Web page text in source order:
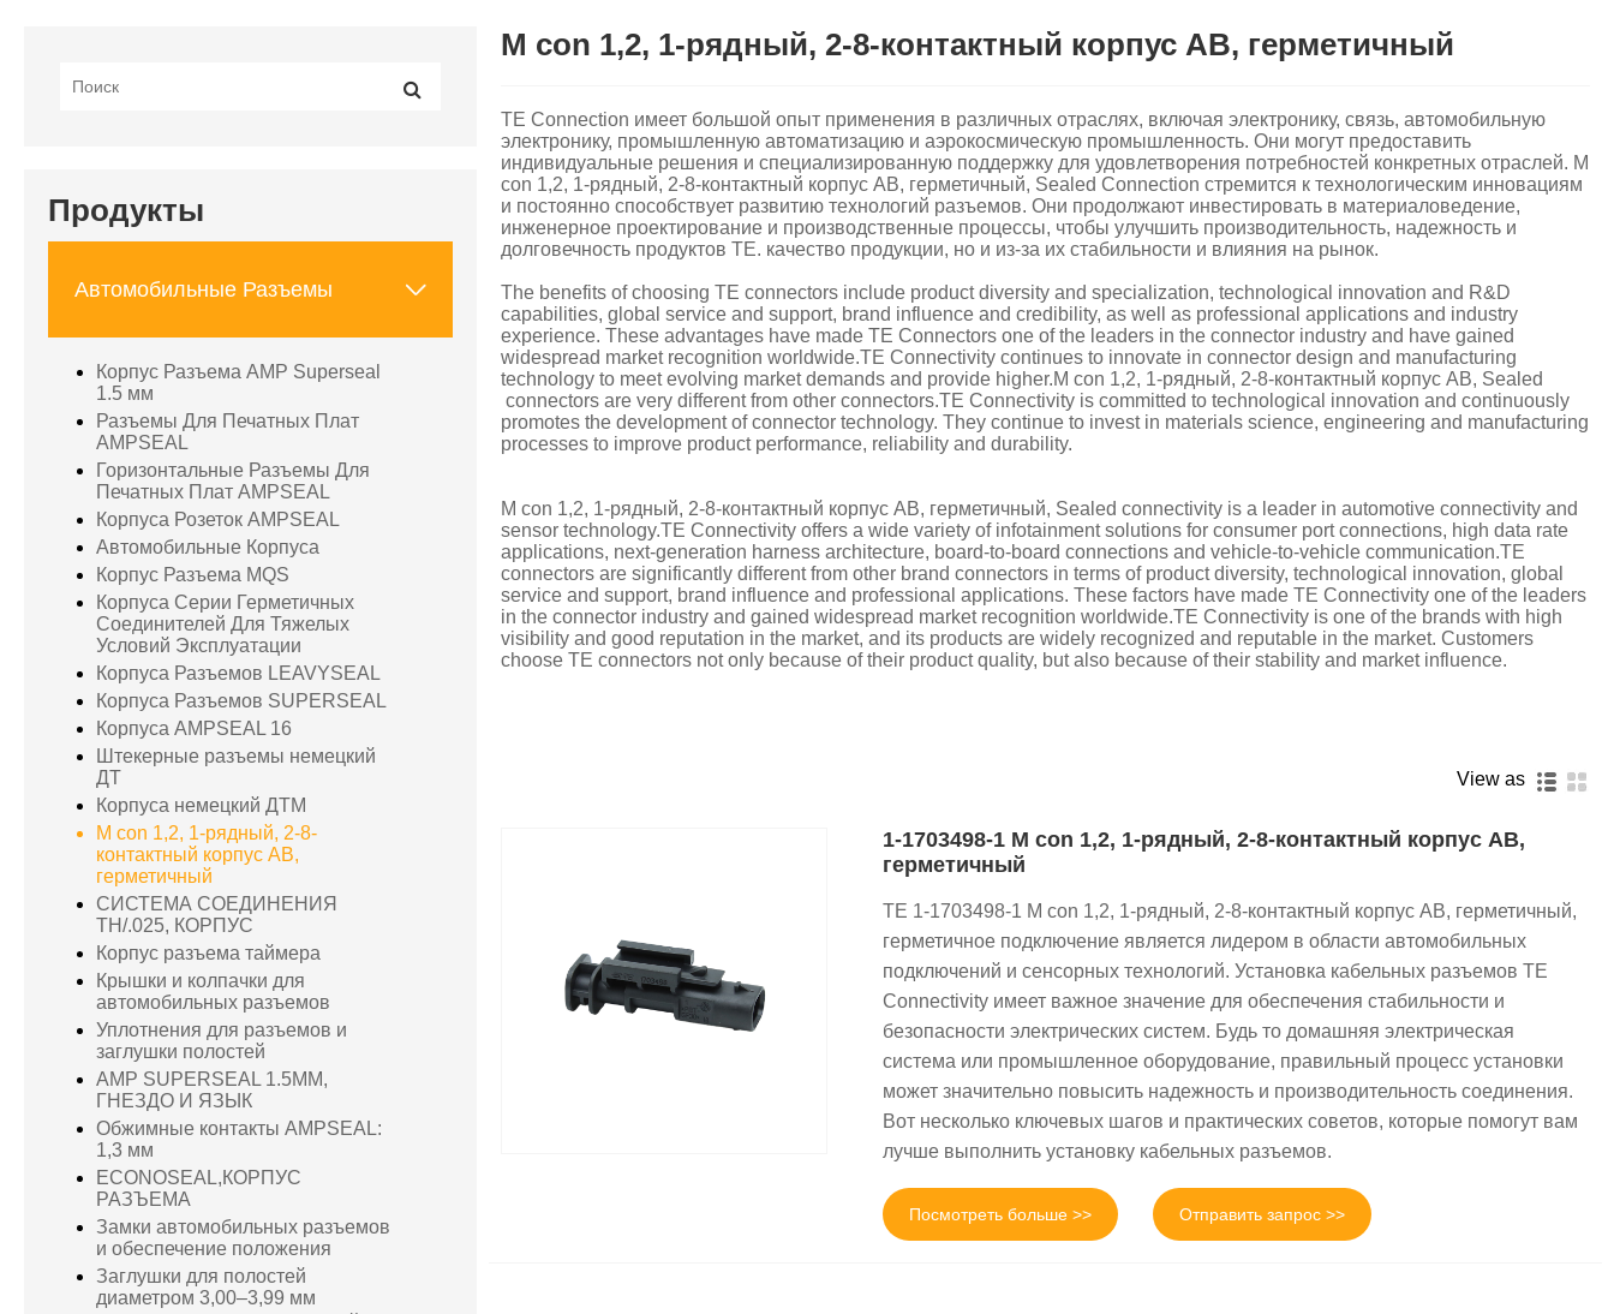
Продукты
Автомобильные Разъемы 
Корпус Разъема AMP Superseal
1.5 мм
Разъемы Для Печатных Плат
AMPSEAL
Горизонтальные Разъемы Для
Печатных Плат AMPSEAL
Корпуса Розеток AMPSEAL
Автомобильные Корпуса
Корпус Разъема MQS
Корпуса Серии Герметичных
Соединителей Для Тяжелых
Условий Эксплуатации
Корпуса Разъемов LEAVYSEAL
Корпуса Разъемов SUPERSEAL
Корпуса AMPSEAL 16
Штекерные разъемы немецкий
ДТ
Корпуса немецкий ДТМ
M con 1,2, 1-рядный, 2-8-
контактный корпус AB,
герметичный
СИСТЕМА СОЕДИНЕНИЯ
TH/.025, КОРПУС
Корпус разъема таймера
Крышки и колпачки для
автомобильных разъемов
Уплотнения для разъемов и
заглушки полостей
AMP SUPERSEAL 1.5MM,
ГНЕЗДО И ЯЗЫК
Обжимные контакты AMPSEAL:
1,3 мм
ECONOSEAL,КОРПУС
РАЗЪЕМА
Замки автомобильных разъемов
и обеспечение положения
Заглушки для полостей
диаметром 3,00–3,99 мм
M con 1,2, 1-рядный, 2-8-контактный корпус AB, герметичный
TE Connection имеет большой опыт применения в различных отраслях, включая электронику, связь, автомобильную
электронику, промышленную автоматизацию и аэрокосмическую промышленность. Они могут предоставить
индивидуальные решения и специализированную поддержку для удовлетворения потребностей конкретных отраслей. M
con 1,2, 1-рядный, 2-8-контактный корпус AB, герметичный, Sealed Connection стремится к технологическим инновациям
и постоянно способствует развитию технологий разъемов. Они продолжают инвестировать в материаловедение,
инженерное проектирование и производственные процессы, чтобы улучшить производительность, надежность и
долговечность продуктов TE. качество продукции, но и из-за их стабильности и влияния на рынок.
The benefits of choosing TE connectors include product diversity and specialization, technological innovation and R&D
capabilities, global service and support, brand influence and credibility, as well as professional applications and industry
experience. These advantages have made TE Connectors one of the leaders in the connector industry and have gained
widespread market recognition worldwide.TE Connectivity continues to innovate in connector design and manufacturing
technology to meet evolving market demands and provide higher.M con 1,2, 1-рядный, 2-8-контактный корпус AB, Sealed
connectors are very different from other connectors.TE Connectivity is committed to technological innovation and continuously
promotes the development of connector technology. They continue to invest in materials science, engineering and manufacturing
processes to improve product performance, reliability and durability.
M con 1,2, 1-рядный, 2-8-контактный корпус AB, герметичный, Sealed connectivity is a leader in automotive connectivity and
sensor technology.TE Connectivity offers a wide variety of infotainment solutions for consumer port connections, high data rate
applications, next-generation harness architecture, board-to-board connections and vehicle-to-vehicle communication.TE
connectors are significantly different from other brand connectors in terms of product diversity, technological innovation, global
service and support, brand influence and professional applications. These factors have made TE Connectivity one of the leaders
in the connector industry and gained widespread market recognition worldwide.TE Connectivity is one of the brands with high
visibility and good reputation in the market, and its products are widely recognized and reputable in the market. Customers
choose TE connectors not only because of their product quality, but also because of their stability and market influence.
View as
1-1703498-1 M con 1,2, 1-рядный, 2-8-контактный корпус AB,
герметичный
TE 1-1703498-1 M con 1,2, 1-рядный, 2-8-контактный корпус AB, герметичный,
герметичное подключение является лидером в области автомобильных
подключений и сенсорных технологий. Установка кабельных разъемов TE
Connectivity имеет важное значение для обеспечения стабильности и
безопасности электрических систем. Будь то домашняя электрическая
система или промышленное оборудование, правильный процесс установки
может значительно повысить надежность и производительность соединения.
Вот несколько ключевых шагов и практических советов, которые помогут вам
лучше выполнить установку кабельных разъемов.
Посмотреть больше >> Отправить запрос >>